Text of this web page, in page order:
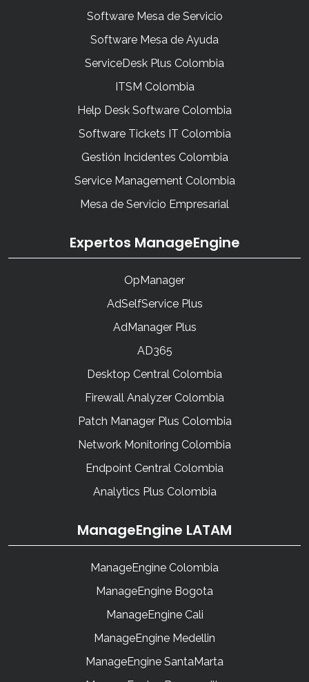
Software Mesa de Servicio
Software Mesa de Ayuda
ServiceDesk Plus Colombia
ITSM Colombia
Help Desk Software Colombia
Software Tickets IT Colombia
Gestión Incidentes Colombia
Service Management Colombia
Mesa de Servicio Empresarial
Expertos ManageEngine
OpManager
AdSelfService Plus
AdManager Plus
AD365
Desktop Central Colombia
Firewall Analyzer Colombia
Patch Manager Plus Colombia
Network Monitoring Colombia
Endpoint Central Colombia
Analytics Plus Colombia
ManageEngine LATAM
ManageEngine Colombia
ManageEngine Bogota
ManageEngine Cali
ManageEngine Medellin
ManageEngine SantaMarta